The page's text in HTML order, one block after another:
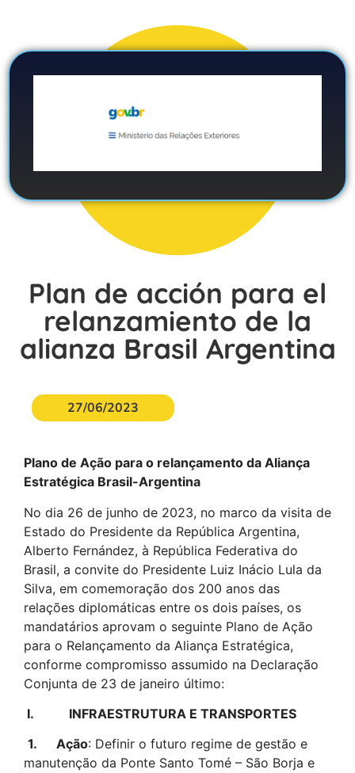
Plan de acción para el
relanzamiento de la
alianza Brasil Argentina
27/06/2023
Plano de Ação para o relançamento da Aliança
Estratégica Brasil-Argentina
No dia 26 de junho de 2023, no marco da visita de
Estado do Presidente da República Argentina,
Alberto Fernández, à República Federativa do
Brasil, a convite do Presidente Luiz Inácio Lula da
Silva, em comemoração dos 200 anos das
relações diplomáticas entre os dois países, os
mandatários aprovam o seguinte Plano de Ação
para o Relançamento da Aliança Estratégica,
conforme compromisso assumido na Declaração
Conjunta de 23 de janeiro último:
I. INFRAESTRUTURA E TRANSPORTES
1. Ação: Definir o futuro regime de gestão e
manutenção da Ponte Santo Tomé – São Borja e